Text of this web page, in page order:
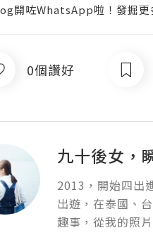
開咗WhatsApp啦！發掘更
0個讚好
九十後女，
2013，開始四出
出遊，在泰國、
趣事，從我的照